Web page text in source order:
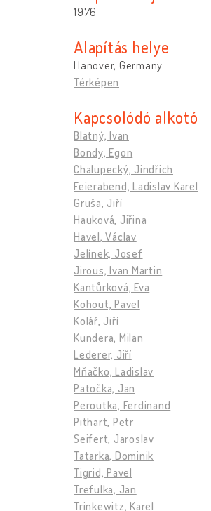
1976
Alapítás helye
Hanover, Germany
Térképen
Kapcsolódó alkotó
Blatný, Ivan
Bondy, Egon
Chalupecký, Jindřich
Feierabend, Ladislav Karel
Gruša, Jiří
Hauková, Jiřina
Havel, Václav
Jelínek, Josef
Jirous, Ivan Martin
Kantůrková, Eva
Kohout, Pavel
Kolář, Jiří
Kundera, Milan
Lederer, Jiří
Mňačko, Ladislav
Patočka, Jan
Peroutka, Ferdinand
Pithart, Petr
Seifert, Jaroslav
Tatarka, Dominik
Tigrid, Pavel
Trefulka, Jan
Trinkewitz, Karel